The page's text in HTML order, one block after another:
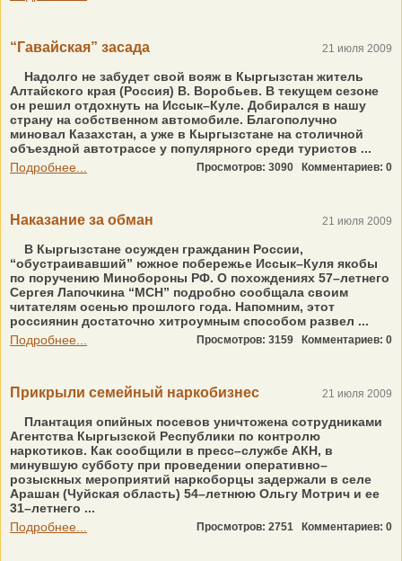
“Гавайская” засада 21 июля 2009
Надолго не забудет свой вояж в Кыргызстан житель
Алтайского края (Россия) В. Воробьев. В текущем сезоне
он решил отдохнуть на Иссык–Куле. Добирался в нашу
страну на собственном автомобиле. Благополучно
миновал Казахстан, а уже в Кыргызстане на столичной
объездной автотрассе у популярного среди туристов ...
Подробнее...
Просмотров: 3090 Комментариев: 0
Наказание за обман 21 июля 2009
В Кыргызстане осужден гражданин России,
“обустраивавший” южное побережье Иссык–Куля якобы
по поручению Минобороны РФ. О похождениях 57–летнего
Сергея Лапочкина “МСН” подробно сообщала своим
читателям осенью прошлого года. Напомним, этот
россиянин достаточно хитроумным способом развел ...
Подробнее...
Просмотров: 3159 Комментариев: 0
Прикрыли семейный наркобизнес 21 июля 2009
Плантация опийных посевов уничтожена сотрудниками
Агентства Кыргызской Республики по контролю
наркотиков. Как сообщили в пресс–службе АКН, в
минувшую субботу при проведении оперативно–
розыскных мероприятий наркоборцы задержали в селе
Арашан (Чуйская область) 54–летнюю Ольгу Мотрич и ее
31–летнего ...
Подробнее...
Просмотров: 2751 Комментариев: 0